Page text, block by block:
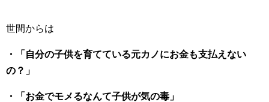
世間からは
・「自分の子供を育てている元カノにお金も支払えない
の？」
・「お金でモメるなんて子供が気の毒」